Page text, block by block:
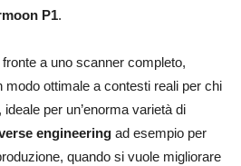
P1.
a uno scanner completo,
modo ottimale a contesti reali per chi
per un’enorma varietà di
engineering ad esempio per
quando si vuole migliorare